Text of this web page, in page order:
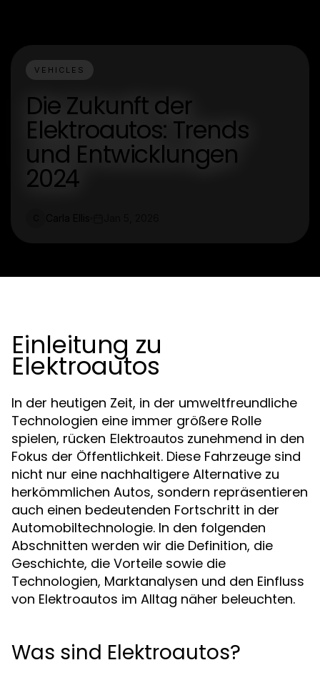
VEHICLES
Die Zukunft der
Elektroautos: Trends
und Entwicklungen
2024
Einleitung zu
Elektroautos
In der heutigen Zeit, in der umweltfreundliche
Technologien eine immer größere Rolle
spielen, rücken Elektroautos zunehmend in den
Fokus der Öffentlichkeit. Diese Fahrzeuge sind
nicht nur eine nachhaltigere Alternative zu
herkömmlichen Autos, sondern repräsentieren
auch einen bedeutenden Fortschritt in der
Automobiltechnologie. In den folgenden
Abschnitten werden wir die Definition, die
Geschichte, die Vorteile sowie die
Technologien, Marktanalysen und den Einfluss
von Elektroautos im Alltag näher beleuchten.
Was sind Elektroautos?